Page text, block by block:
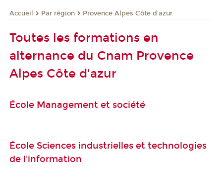
Accueil Par région Provence Alpes Côte d'azur
Toutes les formations en
alternance du Cnam Provence
Alpes Côte d'azur
École Management et société
École Sciences industrielles et technologies
de l'information